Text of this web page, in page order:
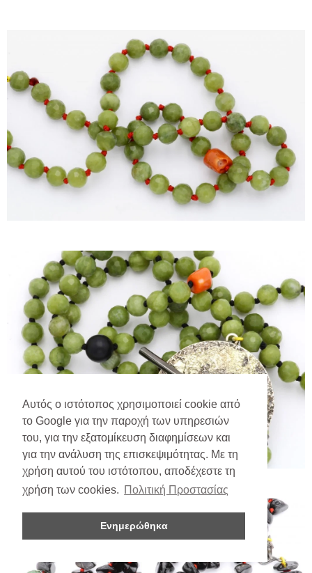
Αυτός ο ιστότοπος χρησιμοποιεί cookie από
το Google για την παροχή των υπηρεσιών
του, για την εξατομίκευση διαφημίσεων και
για την ανάλυση της επισκεψιμότητας. Με τη
χρήση αυτού του ιστότοπου, αποδέχεστε τη
χρήση των cookies. Πολιτική Προστασίας
Ενημερώθηκα